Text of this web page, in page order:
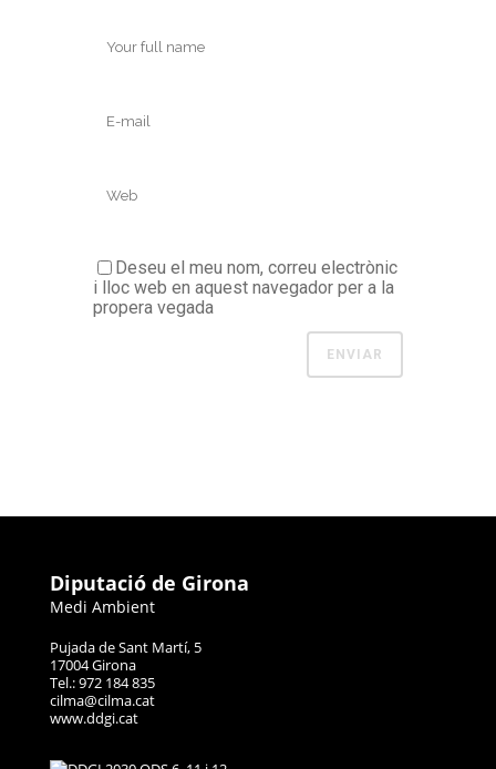
Deseu el meu nom, correu electrònic
i lloc web en aquest navegador per a la
propera vegada
Diputació de Girona
Medi Ambient
Pujada de Sant Martí, 5
17004 Girona
Tel.: 972 184 835
cilma@cilma.cat
www.ddgi.cat